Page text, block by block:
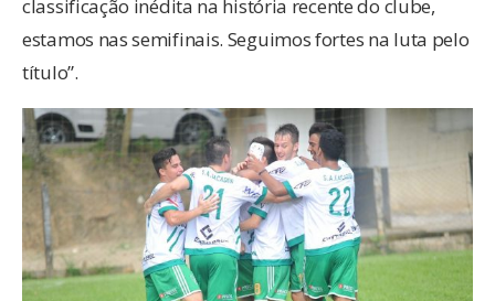
classificação inédita na história recente do clube,
estamos nas semifinais. Seguimos fortes na luta pelo
título”.